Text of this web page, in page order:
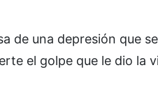
de una depresión que
el golpe que le dio la